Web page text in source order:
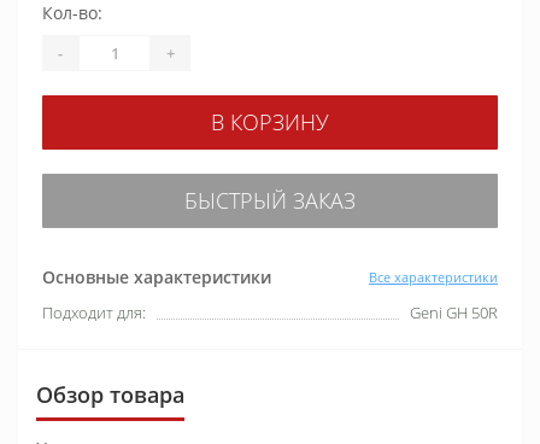
Основные характеристики Все характеристики
Подходит для: Geni GH 50R
Кол-во:
- +
В КОРЗИНУ
БЫСТРЫЙ ЗАКАЗ
Обзор товара